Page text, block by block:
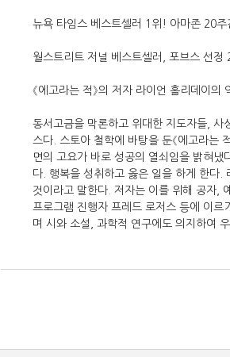
뉴욕 타임스 베스트셀러 1위! 아마존 20주
월스트리트 저널 베스트셀러, 포브스 선정
《에고라는 적》의 저자 라이언 홀리데이의
동서고금을 막론하고 위대한 지도자들, 사
스다. 스토아 철학에 바탕을 둔《에고라는
면의 고요가 바로 성공의 열쇠임을 밝혀
다. 행복을 성취하고 옳은 일을 하게 한다.
것이라고 말한다. 저자는 이를 위해 공자,
프로그램 진행자 프레드 로저스 등에 이르
며 시와 소설, 과학적 연구에도 의지하여